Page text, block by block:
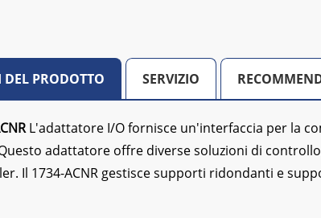
DEL PRODOTTO SERVIZIO
L'adattatore I/O fornisce un'interfaccia per la
adattatore offre diverse soluzioni di
Il 1734-ACNR gestisce supporti ridondanti e